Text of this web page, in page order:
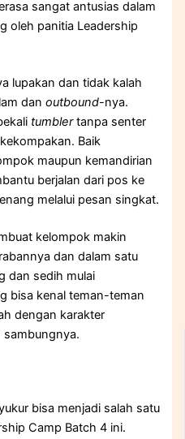
sangat antusias dalam
oleh panitia Leadership
lupakan dan tidak kalah
danoutbound-nya.
tumblertanpa senter
Baik
maupun kemandirian
berjalan dari pos ke
melalui pesan singkat.
kelompok makin
dan dalam satu
dan sedih mulai
bisa kenal teman-teman
dengan karakter
sambungnya.
bisa menjadi salah satu
Camp Batch 4 ini.